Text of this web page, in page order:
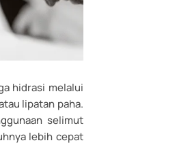
hidrasi melalui
lipatan paha.
selimut
lebih cepat